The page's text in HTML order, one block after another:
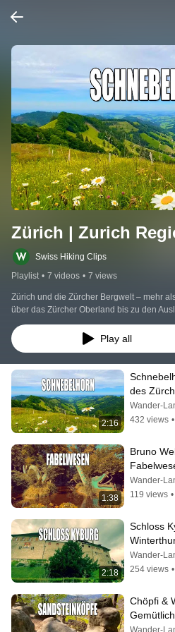
Zürich | Zurich
Swiss Hiking Clips
Playlist • 7 videos • 7 views
Zürich und die Zürcher Bergwelt – mehr
über das Zürcher Oberland bis zu den
Region überraschend vielseitige
Weitblick. Swiss Hiking Clips zeigt dir die
Play all
2:16
des
Wander-
432 views •
1:38
Bruno
Toren
Wander-
119 views •
2:18
Schloss
Wander-
254 views •
Chöpfi &
Winterthur
Wander-